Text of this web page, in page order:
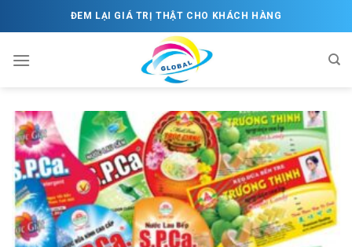
to
ĐEM LẠI GIÁ TRỊ THẬT CHO KHÁCH HÀNG